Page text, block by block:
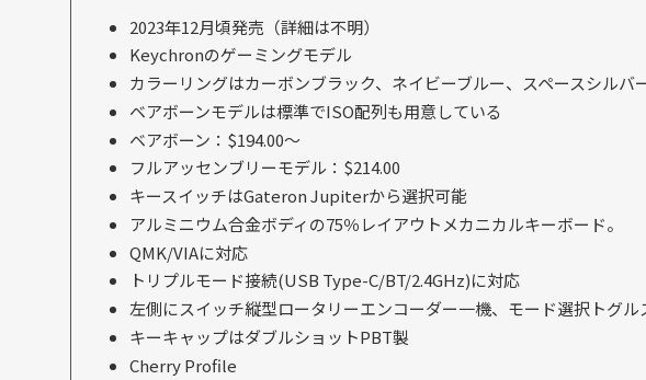
2023年12月頃発売（詳細は不明）
Keychronのゲーミングモデル
カラーリングはカーボンブラック、ネイビーブルー、スペースシルバ
ベアボーンモデルは標準でISO配列も用意している
ベアボーン：$194.00〜
フルアッセンブリーモデル：$214.00
キースイッチはGateron Jupiterから選択可能
アルミニウム合金ボディの75％レイアウトメカニカルキーボード。
QMK/VIAに対応
トリプルモード接続(USB Type-C/BT/2.4GHz)に対応
左側にスイッチ縦型ロータリーエンコーダー一機、モード選択トグ
キーキャップはダブルショットPBT製
Cherry Profile